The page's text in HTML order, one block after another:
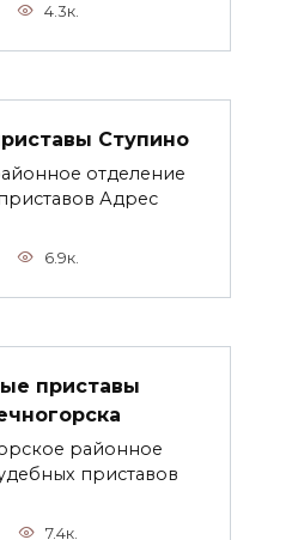
4.3к.
Ступино
отделение
Адрес
6.9к.
приставы
районное
приставов
7.4к.